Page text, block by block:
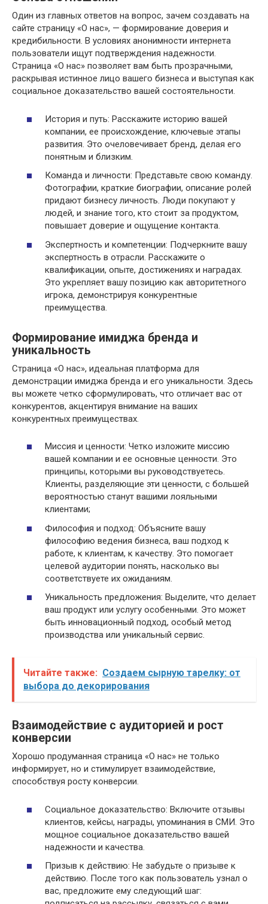
Один из главных ответов на вопрос, зачем создавать на
сайте страницу «О нас», — формирование доверия и
кредибильности. В условиях анонимности интернета
пользователи ищут подтверждения надежности.
Страница «О нас» позволяет вам быть прозрачными,
раскрывая истинное лицо вашего бизнеса и выступая как
социальное доказательство вашей состоятельности.
История и путь: Расскажите историю вашей
компании, ее происхождение, ключевые этапы
развития. Это очеловечивает бренд, делая его
понятным и близким.
Команда и личности: Представьте свою команду.
Фотографии, краткие биографии, описание ролей
придают бизнесу личность. Люди покупают у
людей, и знание того, кто стоит за продуктом,
повышает доверие и ощущение контакта.
Экспертность и компетенции: Подчеркните вашу
экспертность в отрасли. Расскажите о
квалификации, опыте, достижениях и наградах.
Это укрепляет вашу позицию как авторитетного
игрока, демонстрируя конкурентные
преимущества.
Формирование имиджа бренда и
уникальность
Страница «О нас», идеальная платформа для
демонстрации имиджа бренда и его уникальности. Здесь
вы можете четко сформулировать, что отличает вас от
конкурентов, акцентируя внимание на ваших
конкурентных преимуществах.
Миссия и ценности: Четко изложите миссию
вашей компании и ее основные ценности. Это
принципы, которыми вы руководствуетесь.
Клиенты, разделяющие эти ценности, с большей
вероятностью станут вашими лояльными
клиентами;
Философия и подход: Объясните вашу
философию ведения бизнеса, ваш подход к
работе, к клиентам, к качеству. Это помогает
целевой аудитории понять, насколько вы
соответствуете их ожиданиям.
Уникальность предложения: Выделите, что делает
ваш продукт или услугу особенными. Это может
быть инновационный подход, особый метод
производства или уникальный сервис.
Читайте также: Создаем сырную тарелку: от
выбора до декорирования
Взаимодействие с аудиторией и рост
конверсии
Хорошо продуманная страница «О нас» не только
информирует, но и стимулирует взаимодействие,
способствуя росту конверсии.
Социальное доказательство: Включите отзывы
клиентов, кейсы, награды, упоминания в СМИ. Это
мощное социальное доказательство вашей
надежности и качества.
Призыв к действию: Не забудьте о призыве к
действию. После того как пользователь узнал о
вас, предложите ему следующий шаг: